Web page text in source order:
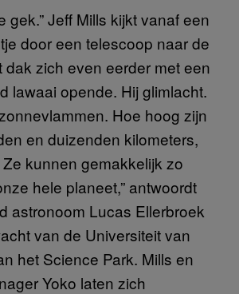
gek.” Jeff Mills kijkt vanaf een
door een telescoop naar de
dak zich even eerder met een
lawaai opende. Hij glimlacht.
Hoe hoog zijn
en duizenden kilometers,
kunnen gemakkelijk zo
hele planeet,” antwoordt
astronoom Lucas Ellerbroek
van de Universiteit van
het Science Park. Mills en
Yoko laten zich